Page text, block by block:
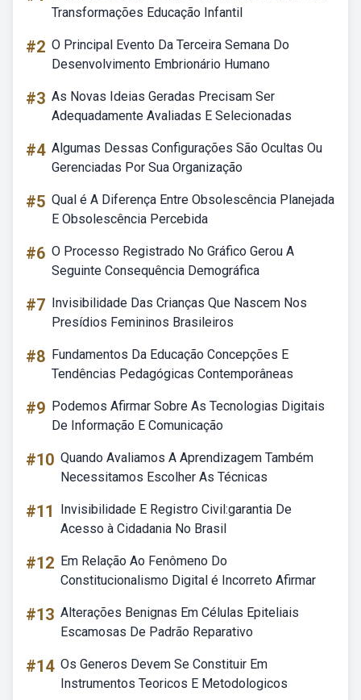
Transformações Educação Infantil
#2 O Principal Evento Da Terceira Semana Do
Desenvolvimento Embrionário Humano
#3 As Novas Ideias Geradas Precisam Ser
Adequadamente Avaliadas E Selecionadas
#4 Algumas Dessas Configurações São Ocultas Ou
Gerenciadas Por Sua Organização
#5 Qual é A Diferença Entre Obsolescência Planejada
E Obsolescência Percebida
#6 O Processo Registrado No Gráfico Gerou A
Seguinte Consequência Demográfica
#7 Invisibilidade Das Crianças Que Nascem Nos
Presídios Femininos Brasileiros
#8 Fundamentos Da Educação Concepções E
Tendências Pedagógicas Contemporâneas
#9 Podemos Afirmar Sobre As Tecnologias Digitais
De Informação E Comunicação
#10 Quando Avaliamos A Aprendizagem Também
Necessitamos Escolher As Técnicas
#11
Invisibilidade E Registro Civil:garantia De
Acesso à Cidadania No Brasil
#12 Em Relação Ao Fenômeno Do
Constitucionalismo Digital é Incorreto Afirmar
#13 Alterações Benignas Em Células Epiteliais
Escamosas De Padrão Reparativo
#14 Os Generos Devem Se Constituir Em
Instrumentos Teoricos E Metodologicos